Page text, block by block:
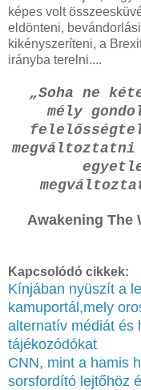
képes volt
eldönteni,
kikényszeríteni, a
irányba terelni....
„Soha ne
mély
Awakening The
Kapcsolódó cikkek:
Kínjában nyüszít a
kamuportál,mely
alternatív médiát és
tájékozódókat
CNN, mint a hamis
sorsfordító lejtőhöz